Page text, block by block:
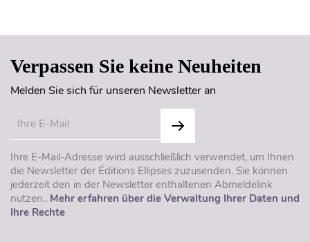
Verpassen Sie keine Neuheiten
Melden Sie sich für unseren Newsletter an
Ihre E-Mail-Adresse wird ausschließlich verwendet, um Ihnen
die Newsletter der Éditions Ellipses zuzusenden. Sie können
jederzeit den in der Newsletter enthaltenen Abmeldelink
nutzen.. Mehr erfahren über die Verwaltung Ihrer Daten und
Ihre Rechte